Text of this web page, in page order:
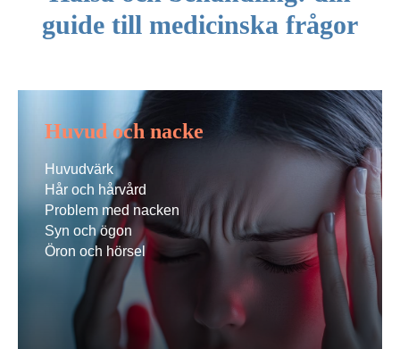
guide till medicinska frågor
Huvud och nacke
Huvudvärk
Hår och hårvård
Problem med nacken
Syn och ögon
Öron och hörsel